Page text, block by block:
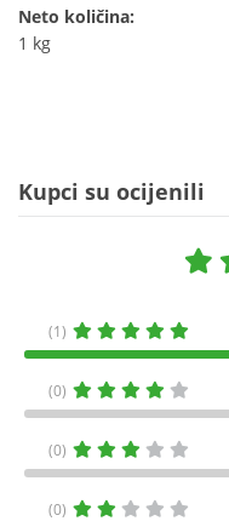
Neto količina:
1 kg
Kupci su ocijenili
(1)
(0)
(0)
(0)